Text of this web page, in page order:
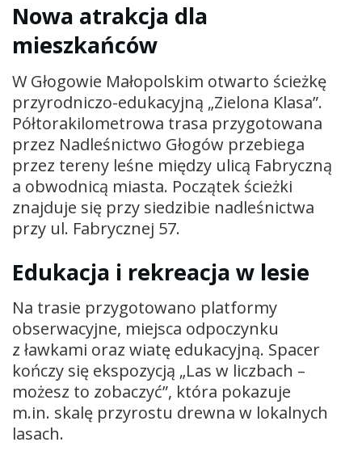
Nowa atrakcja dla
mieszkańców
W Głogowie Małopolskim otwarto ścieżkę
przyrodniczo-edukacyjną „Zielona Klasa”.
Półtorakilometrowa trasa przygotowana
przez Nadleśnictwo Głogów przebiega
przez tereny leśne między ulicą Fabryczną
a obwodnicą miasta. Początek ścieżki
znajduje się przy siedzibie nadleśnictwa
przy ul. Fabrycznej 57.
Edukacja i rekreacja w lesie
Na trasie przygotowano platformy
obserwacyjne, miejsca odpoczynku
z ławkami oraz wiatę edukacyjną. Spacer
kończy się ekspozycją „Las w liczbach –
możesz to zobaczyć”, która pokazuje
m.in. skalę przyrostu drewna w lokalnych
lasach.